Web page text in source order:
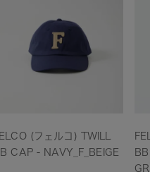
(フェルコ) TWILL
CAP - NAVY_F_BEIGE